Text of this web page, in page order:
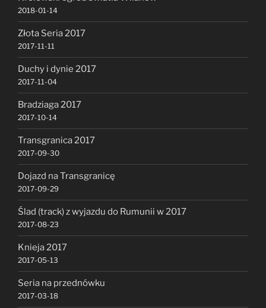
2018-01-14
Złota Seria 2017
2017-11-11
Duchy i dynie 2017
2017-11-04
Bradziaga 2017
2017-10-14
Transgranica 2017
2017-09-30
Dojazd na Transgranicę
2017-09-29
Ślad (track) z wyjazdu do Rumunii w 2017
2017-08-23
Knieja 2017
2017-05-13
Seria na przednówku
2017-03-18